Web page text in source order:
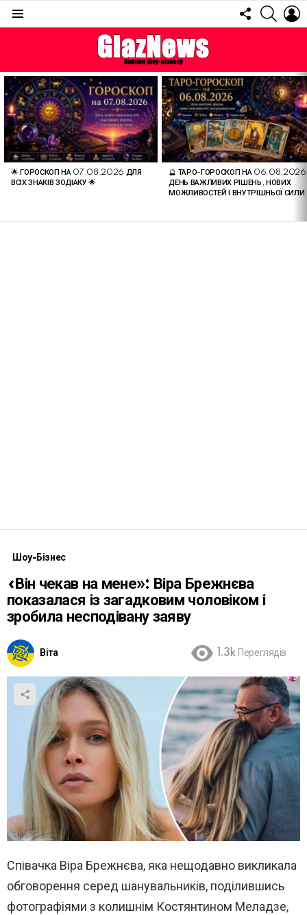
FOLLOW
US
ОСТАННІ
СТАТТІ
🌟 ГОРОСКОП НА 07.08.2026 ДЛЯ
ВСІХ ЗНАКІВ ЗОДІАКУ 🌟
🔮 ТАРО-ГОРОСКОП НА
ДЕНЬ ВАЖЛИВИХ РІШЕНЬ, НОВИХ
МОЖЛИВОСТЕЙ І ВНУТРІШНЬОЇ СИЛИ
Шоу-Бізнес
«Він чекав на мене»: Віра Брежнєва
показалася із загадковим чоловіком і
зробила несподівану заяву
Віта 1.3k Переглядів
Співачка Віра Брежнєва, яка нещодавно викликала
обговорення серед шанувальників, поділившись
фотографіями з колишнім Костянтином Меладзе,